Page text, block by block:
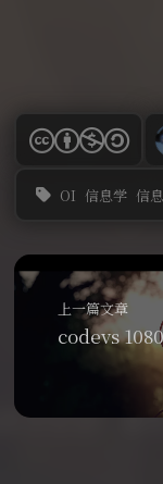
OI 信息学 信
上一篇文章
codevs